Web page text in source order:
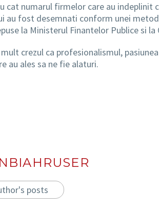
cat numarul firmelor care au
au fost desemnati conform unei
la Ministerul Finantelor Publice si
crezul ca profesionalismul,
au ales sa ne fie alaturi.
posts